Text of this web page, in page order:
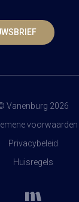
Vanenburg 2026
voorwaarden
Privacybeleid
Huisregels